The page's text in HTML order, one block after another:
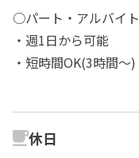
○パート・アルバイト
・週1日から可能
・短時間OK(3時間～)
休日